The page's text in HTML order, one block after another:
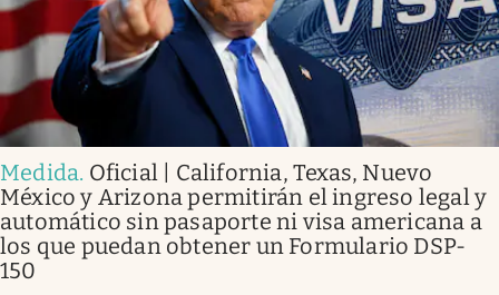
Medida. Oficial | California, Texas, Nuevo
México y Arizona permitirán el ingreso legal y
automático sin pasaporte ni visa americana a
los que puedan obtener un Formulario DSP-
150